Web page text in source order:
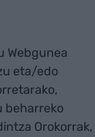
Webgunea
eta/edo
beharreko
Orokorrak,